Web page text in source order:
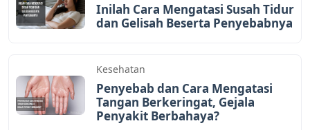
Inilah Cara Mengatasi Susah Tidur
dan Gelisah Beserta Penyebabnya
Kesehatan
Penyebab dan Cara Mengatasi
Tangan Berkeringat, Gejala
Penyakit Berbahaya?